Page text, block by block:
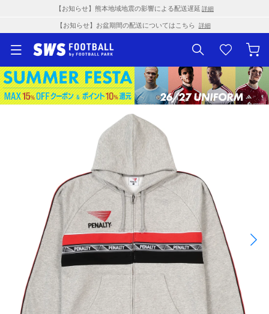
【お知らせ】熊本地域地震の影響による配送遅延 詳細
【お知らせ】お盆期間の配送についてはこちら 詳細